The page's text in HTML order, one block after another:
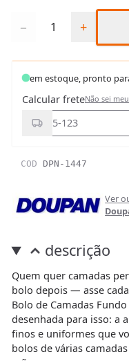
− +
em estoque, pronto
Calcular freteNão sei meu
COD DPN-1447
Ver
descrição
Quem quer camadas
bolo depois — asse
Bolo de Camadas
desenhada para isso: a
finos e uniformes que
bolos de várias